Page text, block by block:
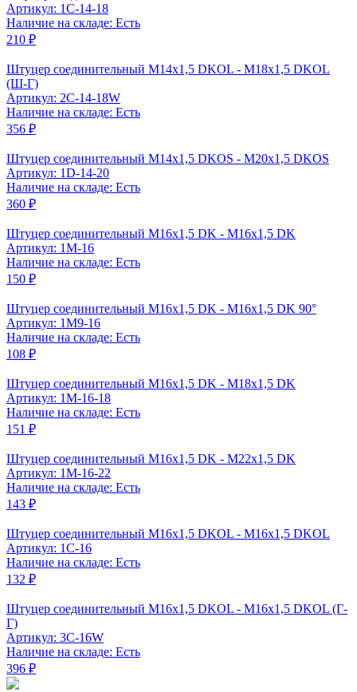
Артикул: 1C-14-18
Наличие на складе: Есть
210 ₽
Штуцер соединительный M14x1,5 DKOL - M18x1,5 DKOL
(Ш-Г)
Артикул: 2C-14-18W
Наличие на складе: Есть
356 ₽
Штуцер соединительный M14x1,5 DKOS - M20x1,5 DKOS
Артикул: 1D-14-20
Наличие на складе: Есть
360 ₽
Штуцер соединительный M16x1,5 DK - M16x1,5 DK
Артикул: 1M-16
Наличие на складе: Есть
150 ₽
Штуцер соединительный M16x1,5 DK - M16x1,5 DK 90°
Артикул: 1M9-16
Наличие на складе: Есть
108 ₽
Штуцер соединительный М16x1,5 DK - М18x1,5 DK
Артикул: 1M-16-18
Наличие на складе: Есть
151 ₽
Штуцер соединительный М16x1,5 DK - М22x1,5 DK
Артикул: 1M-16-22
Наличие на складе: Есть
143 ₽
Штуцер соединительный M16x1,5 DKOL - M16x1,5 DKOL
Артикул: 1C-16
Наличие на складе: Есть
132 ₽
Штуцер соединительный M16x1,5 DKOL - M16x1,5 DKOL (Г-
Г)
Артикул: 3C-16W
Наличие на складе: Есть
396 ₽